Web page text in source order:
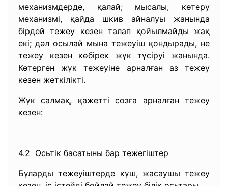
механизмдерде, қалай; мысалы, көтеру
механизмі, қайда шкив айналуы жанында
бірдей тежеу кезен талап қойылмайды жақ
екі; дәл осылай мына тежеуіш қондырады, не
тежеу кезен көбірек жүк түсіруі жанында.
Көтерген жүк тежеуіне арналған аз тежеу
кезен жеткілікті.
Жүк салмақ, қажетті созға арналған тежеу
кезен:
4.2 Осьтік басатыны бар тежегіштер
Бұларды тежеуіштерде күш, жасаушы тежеу